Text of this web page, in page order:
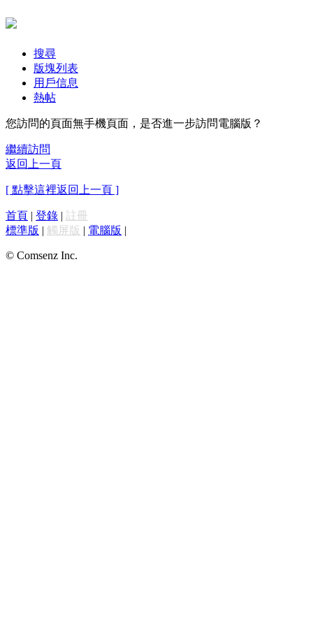
搜尋
版塊列表
用戶信息
熱帖
您訪問的頁面無手機頁面，是否進一步訪問電腦版？
繼續訪問
返回上一頁
[ 點擊這裡返回上一頁 ]
首頁 | 登錄 | 註冊
標準版 | 觸屏版 | 電腦版 |
© Comsenz Inc.